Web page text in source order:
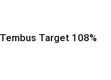
Target 108%